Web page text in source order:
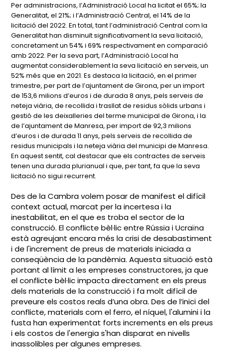
Per administracions, l’Administració Local ha licitat el 65%; la
Generalitat, el 21%; i l’Administració Central, el 14% de la
licitació del 2022. En total, tant l’administració Central com la
Generalitat han disminuït significativament la seva licitació,
concretament un 54% i 69% respectivament en comparació
amb 2022. Per la seva part, l’Administració Local ha
augmentat considerablement la seva licitació en serveis, un
52% més que en 2021. Es destaca la licitació, en el primer
trimestre, per part de l’ajuntament de Girona, per un import
de 153,6 milions d’euros i de durada 8 anys, pels serveis de
neteja viària, de recollida i trasllat de residus sòlids urbans i
gestió de les deixalleries del terme municipal de Girona, i la
de l’ajuntament de Manresa, per import de 92,3 milions
d’euros i de durada 11 anys, pels serveis de recollida de
residus municipals i la neteja viària del municipi de Manresa.
En aquest sentit, cal destacar que els contractes de serveis
tenen una durada plurianual i que, per tant, fa que la seva
licitació no sigui recurrent.
Des de la Cambra volem posar de manifest el difícil
context actual, marcat per la incertesa i la
inestabilitat, en el que es troba el sector de la
construcció. El conflicte bèl·lic entre Rússia i Ucraïna
està agreujant encara més la crisi de desabastiment
i de l'increment de preus de materials iniciada a
conseqüència de la pandèmia. Aquesta situació està
portant al límit a les empreses constructores, ja que
el conflicte bèl·lic impacta directament en els preus
dels materials de la construcció i fa molt difícil de
preveure els costos reals d’una obra. Des de l’inici del
conflicte, materials com el ferro, el níquel, l'alumini i la
fusta han experimentat forts increments en els preus
i els costos de l'energia s'han disparat en nivells
inassolibles per algunes empreses.